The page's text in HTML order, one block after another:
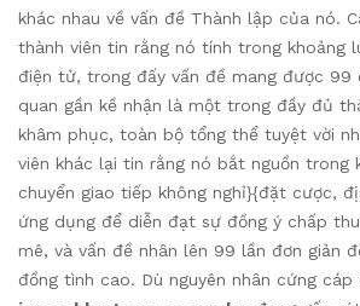
khác nhau về vấn đề Thành lập của nó.
thành viên tin rằng nó tính trong khoảng
điện tử, trong đấy vấn đề mang được 99
quan gần kề nhận là một trong đầy đủ
khâm phục, toàn bộ tổng thể tuyệt vời
viên khác lại tin rằng nó bắt nguồn trong
chuyển giao tiếp không nghỉ}{đặt cược,
ứng dụng để diễn đạt sự đồng ý chấp
mê, và vấn đề nhân lên 99 lần đơn giản
đồng tình cao. Dù nguyên nhân cứng cáp